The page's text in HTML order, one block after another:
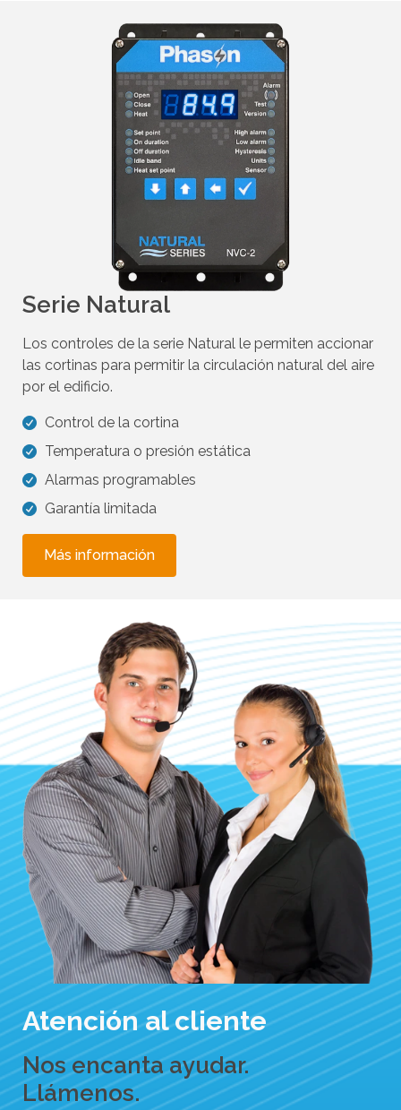
Serie Natural
Los controles de la serie Natural le permiten accionar
las cortinas para permitir la circulación natural del aire
por el edificio.
Control de la cortina
Temperatura o presión estática
Alarmas programables
Garantía limitada
Más información
Atención al cliente
Nos encanta ayudar.
Llámenos.